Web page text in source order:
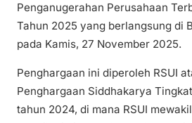
Penganugerahan Perusahaan
Tahun 2025 yang berlangsung di
pada Kamis, 27 November 2025.
Penghargaan ini diperoleh RSUI
Penghargaan Siddhakarya
tahun 2024, di mana RSUI